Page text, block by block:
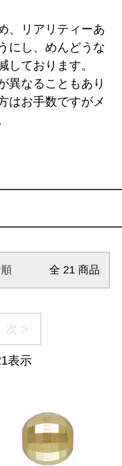
、リアリティーあ
にし、めんどうな
しております。
異なることもあり
はお手数ですがメ
全 21 商品
次 >
表示